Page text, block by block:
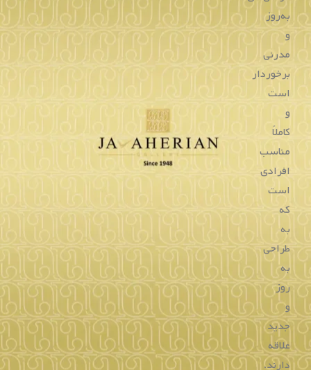
به‌روز
و
مدرنی
برخوردار
است
و
کاملاً
مناسب
افرادی
است
که
به
طراحی
به
روز
و
جدید
علاقه
دارند.